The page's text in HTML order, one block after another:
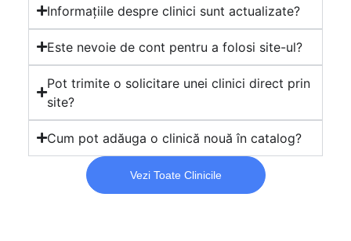
Informațiile despre clinici sunt actualizate?
Este nevoie de cont pentru a folosi site-ul?
Pot trimite o solicitare unei clinici direct prin
site?
Cum pot adăuga o clinică nouă în catalog?
Vezi Toate Clinicile